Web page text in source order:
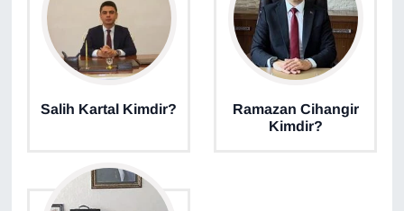
Salih Kartal Kimdir?
Ramazan Cihangir
Kimdir?